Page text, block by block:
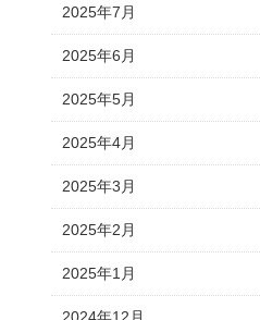
2025年7月
2025年6月
2025年5月
2025年4月
2025年3月
2025年2月
2025年1月